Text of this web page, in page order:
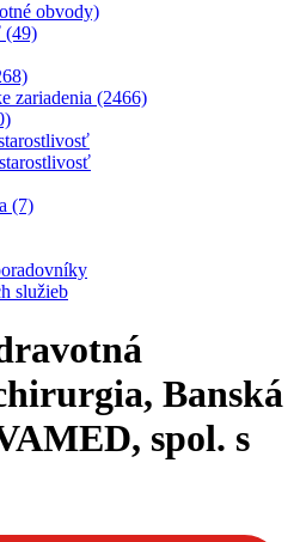
obvody)
(49)
zariadenia (2466)
(7)
služieb
Banská
spol. s